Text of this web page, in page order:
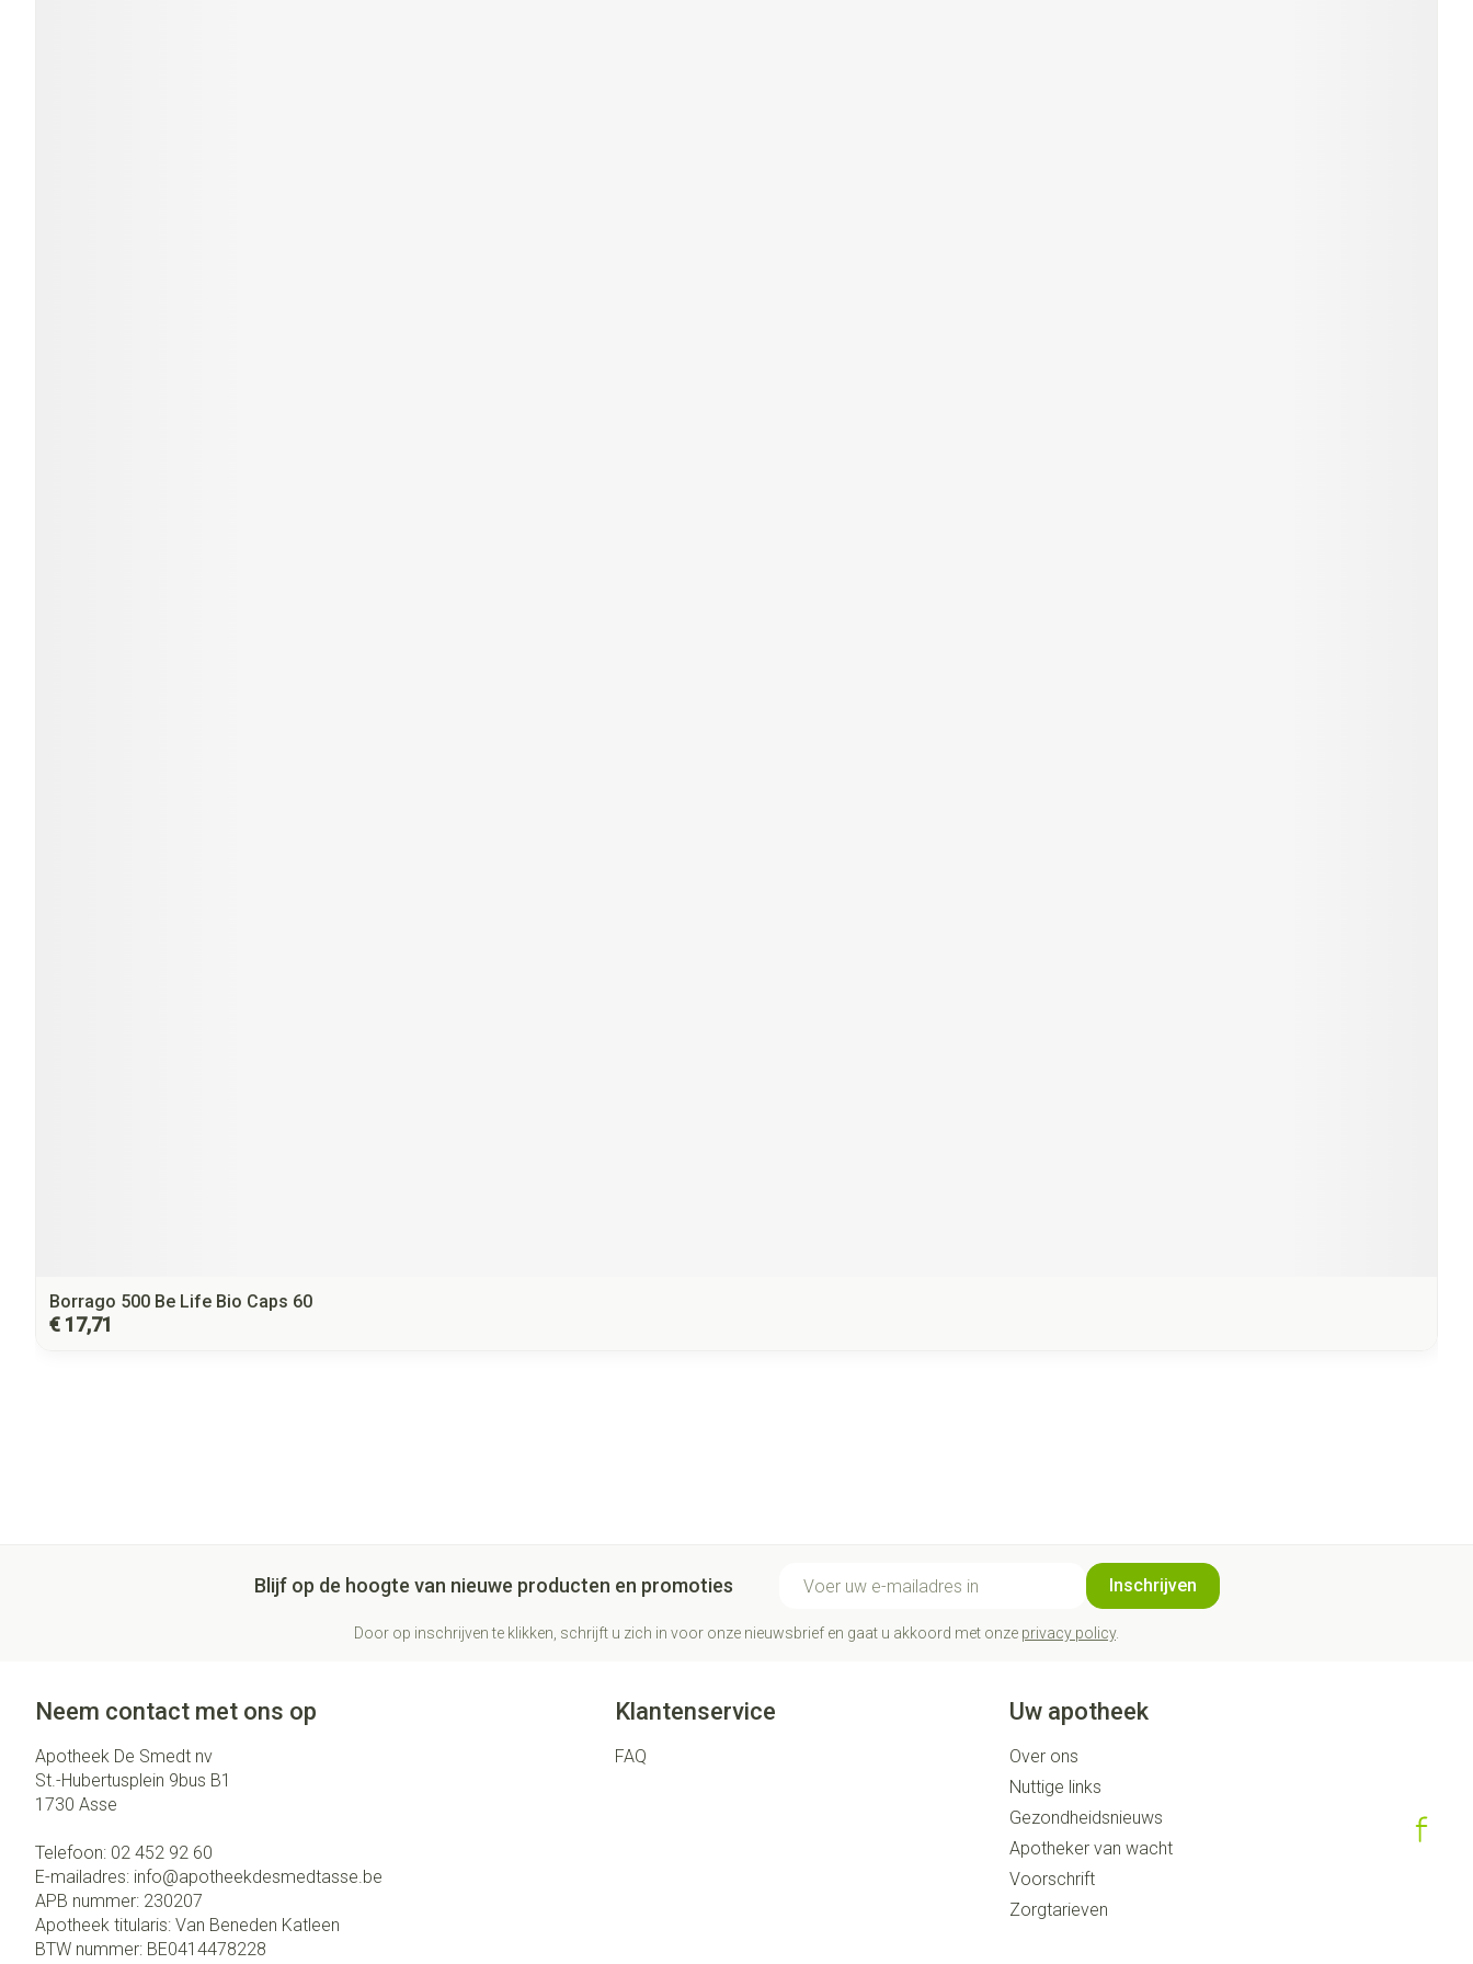
Borrago 500 Be Life Bio Caps 60
€ 17,71
Blijf op de hoogte van nieuwe producten en promoties Inschrijven
Door op inschrijven te klikken, schrijft u zich in voor onze nieuwsbrief en gaat u akkoord met onze privacy policy.
Neem contact met ons op
Apotheek De Smedt nv
St.-Hubertusplein 9bus B1
1730 Asse
Telefoon: 02 452 92 60
E-mailadres: info@apotheekdesmedtasse.be
APB nummer: 230207
Apotheek titularis: Van Beneden Katleen
BTW nummer: BE0414478228
Klantenservice
FAQ
Uw apotheek
Over ons
Nuttige links
Gezondheidsnieuws
Apotheker van wacht
Voorschrift
Zorgtarieven